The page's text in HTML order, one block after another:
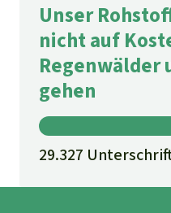
Unser
nicht auf
Regenwälder
gehen
29.327